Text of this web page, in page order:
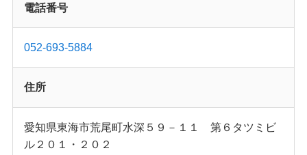
電話番号
052-693-5884
住所
愛知県東海市荒尾町水深５９－１１ 第６タツミビ
ル２０１・２０２